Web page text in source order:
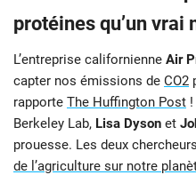
protéines qu’un vrai
L’entreprise californienne Air
capter nos émissions de CO2
rapporte The Huffington Post
Berkeley Lab, Lisa Dyson et
prouesse. Les deux
de l’agriculture sur notre